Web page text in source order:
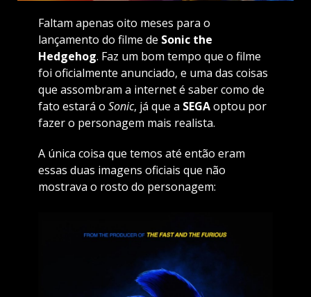
Faltam apenas oito meses para o
lançamento do filme de Sonic the
Hedgehog. Faz um bom tempo que o filme
foi oficialmente anunciado, e uma das coisas
que assombram a internet é saber como de
fato estará o Sonic, já que a SEGAoptou por
fazer o personagem mais realista.
A única coisa que temos até então eram
essas duas imagens oficiais que não
mostrava o rosto do personagem: